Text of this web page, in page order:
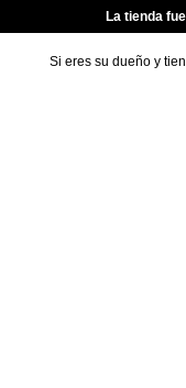
La tienda
Si eres su dueño y